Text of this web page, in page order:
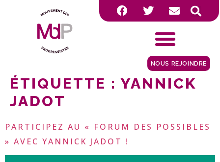
NOUS REJOINDRE
ÉTIQUETTE :YANNICK
JADOT
PARTICIPEZ AU « FORUM DES POSSIBLES
» AVEC YANNICK JADOT !